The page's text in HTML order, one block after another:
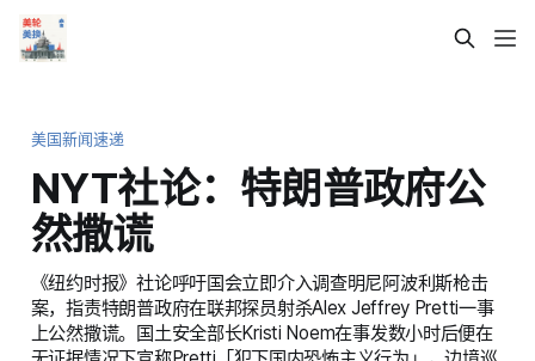
美国新闻速递
NYT社论：特朗普政府公
然撒谎
《纽约时报》社论呼吁国会立即介入调查明尼阿波利斯枪击
案，指责特朗普政府在联邦探员射杀Alex Jeffrey Pretti一事
上公然撒谎。国土安全部长Kristi Noem在事发数小时后便在